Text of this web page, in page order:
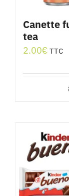
Canette
tea
2.00€ TTC